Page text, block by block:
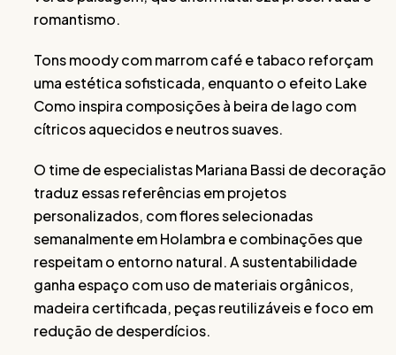
romantismo.
Tons moody com marrom café e tabaco reforçam
uma estética sofisticada, enquanto o efeito Lake
Como inspira composições à beira de lago com
cítricos aquecidos e neutros suaves.
O time de especialistas Mariana Bassi de decoração
traduz essas referências em projetos
personalizados, com flores selecionadas
semanalmente em Holambra e combinações que
respeitam o entorno natural. A sustentabilidade
ganha espaço com uso de materiais orgânicos,
madeira certificada, peças reutilizáveis e foco em
redução de desperdícios.